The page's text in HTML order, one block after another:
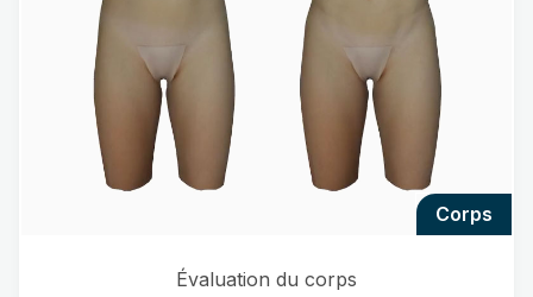
corps
Évaluation du corps